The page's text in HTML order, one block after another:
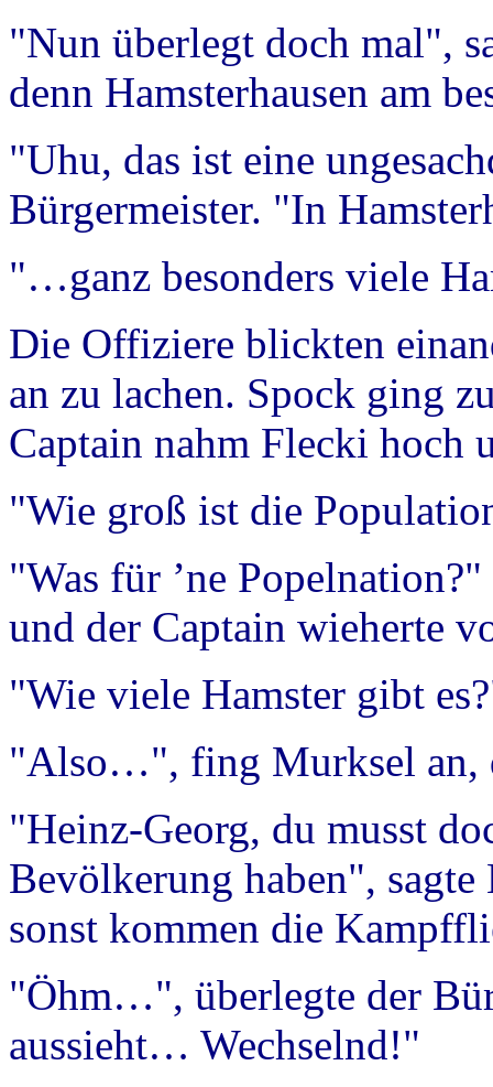
"Nun überlegt doch mal",
denn Hamsterhausen am
"Uhu, das ist eine
Bürgermeister. "In
"…ganz besonders viele
Die Offiziere blickten
an zu lachen. Spock ging
Captain nahm Flecki hoch
"Wie groß ist die
"Was für ’ne
und der Captain wieherte
"Wie viele Hamster gibt
"Also…", fing Murksel an,
"Heinz-Georg, du musst
Bevölkerung haben",
sonst kommen die
"Öhm…", überlegte der
aussieht… Wechselnd!"